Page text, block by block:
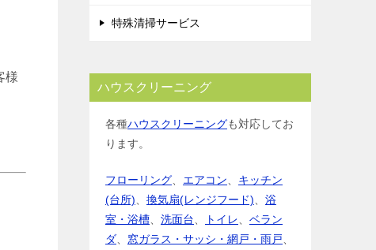
様
特殊清掃サービス
ハウスクリーニング
各種ハウスクリーニングも対応してお
ります。
フローリング エアコン
キッチン
(台所)
換気扇(レンジフード)
浴
室・浴槽
洗面台 トイレ
ベラン
ダ
窓ガラス・サッシ・網戸・雨戸